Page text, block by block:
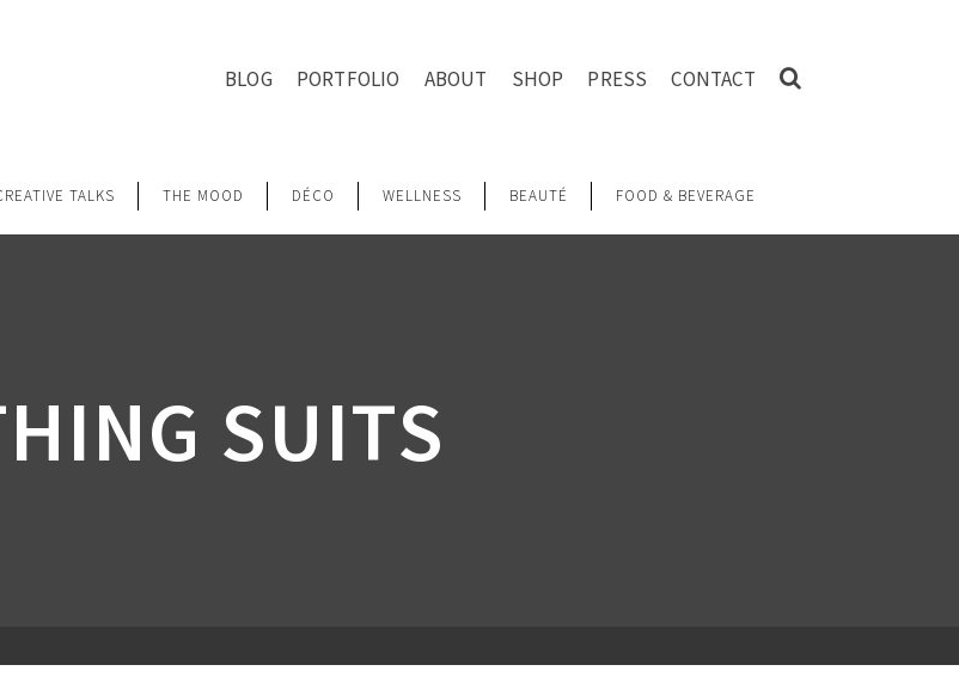
BLOG PORTFOLIO ABOUT SHOP PRESS CONTACT
TALKS THE MOOD DÉCO WELLNESS BEAUTÉ FOOD & BEVERAGE
SUITS